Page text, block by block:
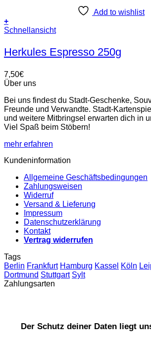
Add to wishlist
+
Schnellansicht
Herkules Espresso 250g
7,50€
Über uns
Bei uns findest du Stadt-Geschenke,
Freunde und Verwandte. Stadt-
und weitere Mitbringsel erwarten dich in
Viel Spaß beim Stöbern!
mehr erfahren
Kundeninformation
Allgemeine Geschäftsbedingungen
Zahlungsweisen
Widerruf
Versand & Lieferung
Impressum
Datenschutzerklärung
Kontakt
Vertrag widerrufen
Tags
Berlin Frankfurt Hamburg Kassel Köln
Dortmund Stuttgart Sylt
Zahlungsarten
Der Schutz deiner Daten liegt